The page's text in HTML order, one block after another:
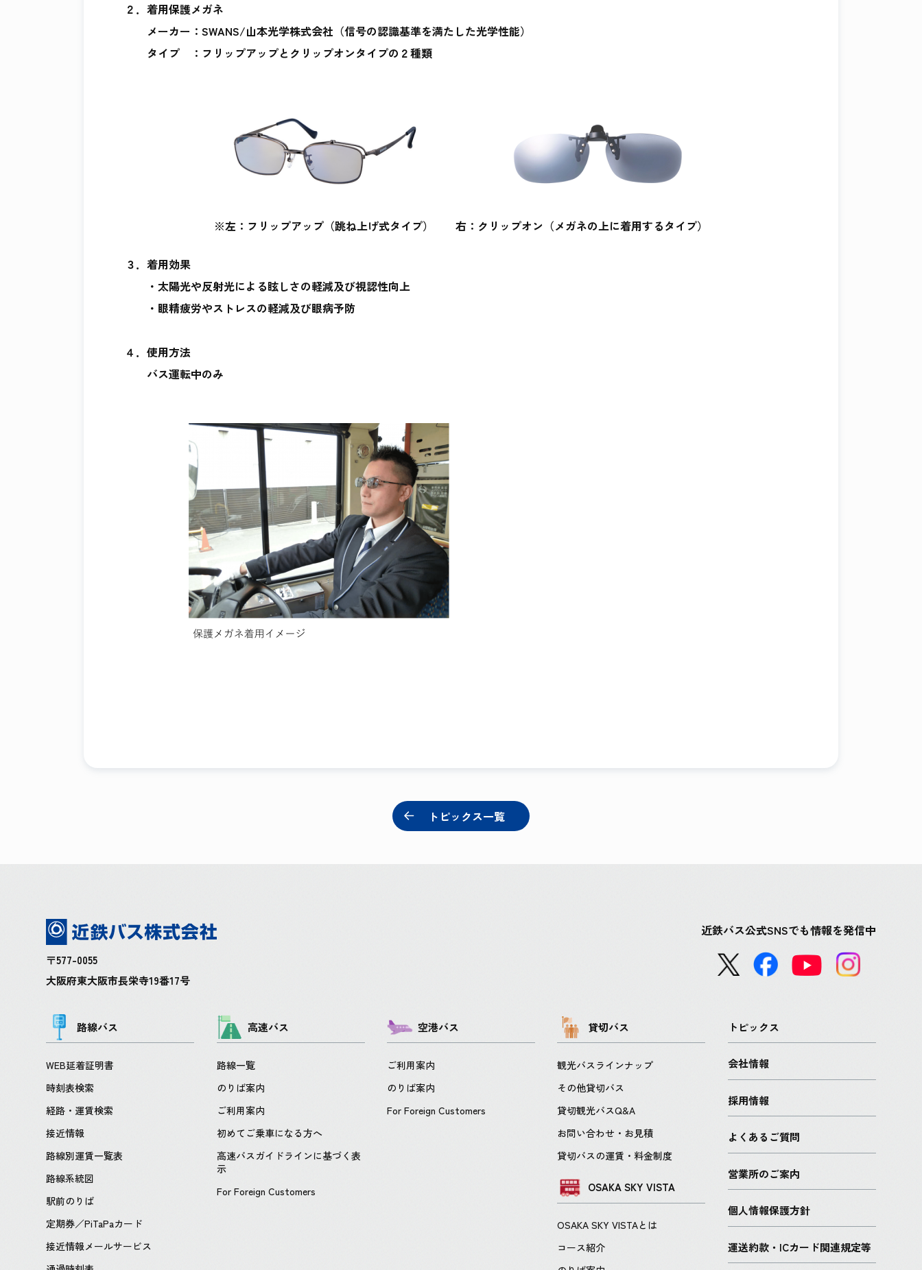
２．着用保護メガネ
メーカー：SWANS/山本光学株式会社（信号の認識基準を満たした光学性能）
タイプ ：フリップアップとクリップオンタイプの２種類
※左：フリップアップ（跳ね上げ式タイプ） 右：クリップオン（メガネの上に着用するタイプ）
３．着用効果
・太陽光や反射光による眩しさの軽減及び視認性向上
・眼精疲労やストレスの軽減及び眼病予防
４．使用方法
バス運転中のみ
トピックス一覧
〒577-0055
大阪府東大阪市長栄寺19番17号
路線バス
WEB延着証明書
時刻表検索
経路・運賃検索
接近情報
路線別運賃一覧表
路線系統図
駅前のりば
定期券／PiTaPaカード
接近情報メールサービス
高速バス
路線一覧
のりば案内
ご利用案内
初めてご乗車になる方へ
高速バスガイドラインに基づく表
示
For Foreign Customers
空港バス
ご利用案内
のりば案内
For Foreign Customers
貸切バス
観光バスラインナップ
その他貸切バス
貸切観光バスQ&A
お問い合わせ・お見積
貸切バスの運賃・料金制度
OSAKA SKY VISTA
OSAKA SKY VISTAとは
コース紹介
トピックス
会社情報
採用情報
よくあるご質問
営業所のご案内
個人情報保護方針
運送約款・ICカード関連規定等
近鉄バス公式SNSでも情報を発信中